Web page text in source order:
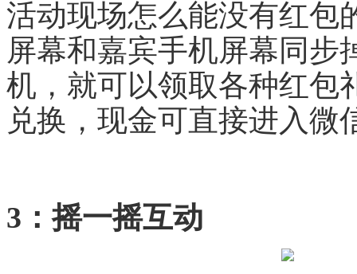
活动现场怎么能没有红包
屏幕和嘉宾手机屏幕同步
机，就可以领取各种红包
兑换，现金可直接进入
3：摇一摇互动